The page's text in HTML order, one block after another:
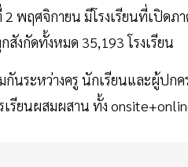
พฤศจิกายน มีโรงเรียนที่เปิดภ
สังกัดทั้งหมด 35,193 โรงเรียน
กันระหว่างครู นักเรียนและผู้ป
รียนผสมผสาน ทั้ง